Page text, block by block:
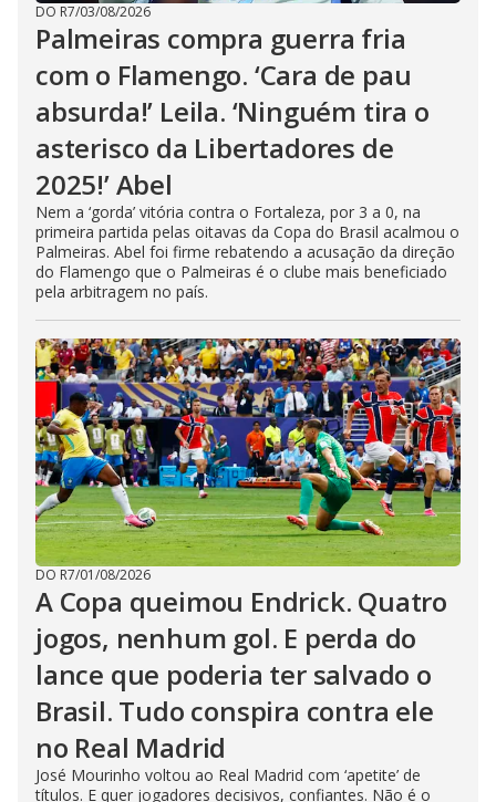
DO R7/03/08/2026
Palmeiras compra guerra fria
com o Flamengo. ‘Cara de pau
absurda!’ Leila. ‘Ninguém tira o
asterisco da Libertadores de
2025!’ Abel
Nem a ‘gorda’ vitória contra o Fortaleza, por 3 a 0, na
primeira partida pelas oitavas da Copa do Brasil acalmou o
Palmeiras. Abel foi firme rebatendo a acusação da direção
do Flamengo que o Palmeiras é o clube mais beneficiado
pela arbitragem no país.
DO R7/01/08/2026
A Copa queimou Endrick. Quatro
jogos, nenhum gol. E perda do
lance que poderia ter salvado o
Brasil. Tudo conspira contra ele
no Real Madrid
José Mourinho voltou ao Real Madrid com ‘apetite’ de
títulos. E quer jogadores decisivos, confiantes. Não é o